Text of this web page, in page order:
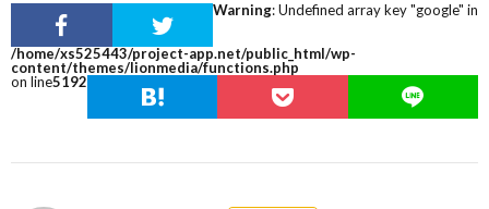
Warning: Undefined array key "google" in
/home/xs525443/project-app.net/public_html/wp-
content/themes/lionmedia/functions.php
on line5192